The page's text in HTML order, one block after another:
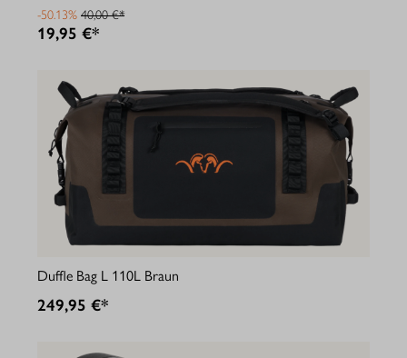
-50.13% 40,00 €*
19,95 €*
Duffle Bag L 110L Braun
249,95 €*